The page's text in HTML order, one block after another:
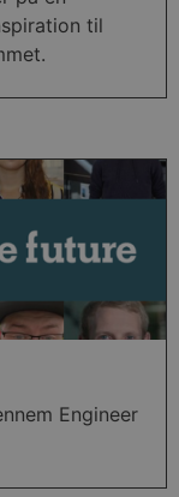
til
Engineer